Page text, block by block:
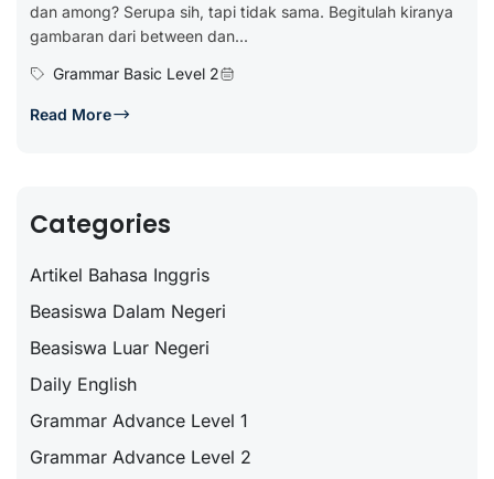
dan among? Serupa sih, tapi tidak sama. Begitulah kiranya
gambaran dari between dan...
Grammar Basic Level 2
Read More
Categories
Artikel Bahasa Inggris
Beasiswa Dalam Negeri
Beasiswa Luar Negeri
Daily English
Grammar Advance Level 1
Grammar Advance Level 2